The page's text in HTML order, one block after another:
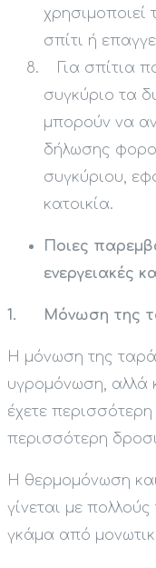
χρησιμοποιεί
σπίτι ή
Για σπίτια
συγκύριο τα
μπορούν να
δήλωσης
συγκύριου,
κατοικία.
Ποιες
ενεργειακές
1. Μόνωση της
Η μόνωση της
υγρομόνωση, αλλά
έχετε
περισσότερη
Η θερμομόνωση
γίνεται με
γκάμα από